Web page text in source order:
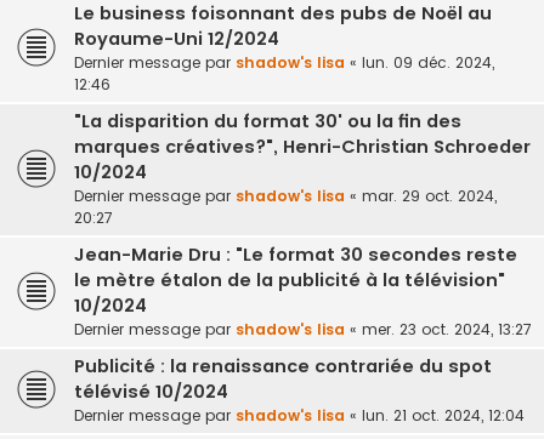
Le business foisonnant des pubs de Noël au
Royaume-Uni 12/2024
Dernier message par shadow's lisa « lun. 09 déc. 2024,
12:46
"La disparition du format 30' ou la fin des
marques créatives?", Henri-Christian Schroeder
10/2024
Dernier message par shadow's lisa « mar. 29 oct. 2024,
20:27
Jean-Marie Dru : "Le format 30 secondes reste
le mètre étalon de la publicité à la télévision"
10/2024
Dernier message par shadow's lisa « mer. 23 oct. 2024, 13:27
Publicité : la renaissance contrariée du spot
télévisé 10/2024
Dernier message par shadow's lisa « lun. 21 oct. 2024, 12:04